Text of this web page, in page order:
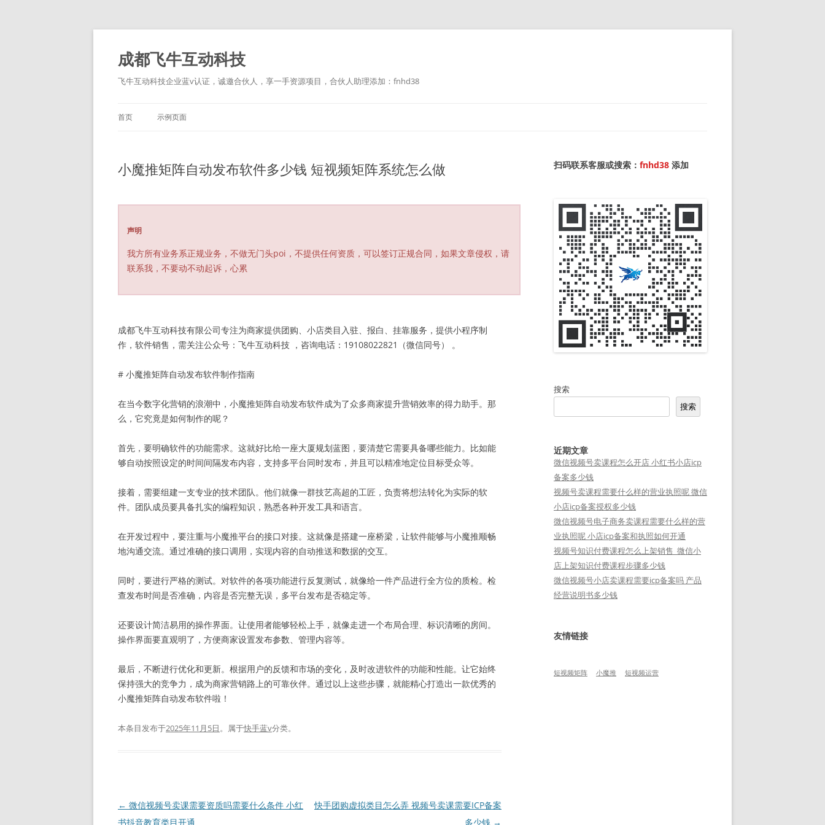
跳
文
成都飞牛互动科技
飞牛互动科技企业蓝v认证，诚邀合伙人，享一手资源项目，合伙人助理添加：fnhd38
首页 示例页面
小魔推矩阵自动发布软件多少钱 短视频矩阵系统怎么做
声明
我方所有业务系正规业务，不做无门头poi，不提供任何资质，可以签订正规合同，如果文章侵权，请
联系我，不要动不动起诉，心累
成都飞牛互动科技有限公司专注为商家提供团购、小店类目入驻、报白、挂靠服务，提供小程序制
作，软件销售，需关注公众号：飞牛互动科技 ，咨询电话：19108022821（微信同号） 。
# 小魔推矩阵自动发布软件制作指南
在当今数字化营销的浪潮中，小魔推矩阵自动发布软件成为了众多商家提升营销效率的得力助手。那
么，它究竟是如何制作的呢？
首先，要明确软件的功能需求。这就好比给一座大厦规划蓝图，要清楚它需要具备哪些能力。比如能
够自动按照设定的时间间隔发布内容，支持多平台同时发布，并且可以精准地定位目标受众等。
接着，需要组建一支专业的技术团队。他们就像一群技艺高超的工匠，负责将想法转化为实际的软
件。团队成员要具备扎实的编程知识，熟悉各种开发工具和语言。
在开发过程中，要注重与小魔推平台的接口对接。这就像是搭建一座桥梁，让软件能够与小魔推顺畅
地沟通交流。通过准确的接口调用，实现内容的自动推送和数据的交互。
同时，要进行严格的测试。对软件的各项功能进行反复测试，就像给一件产品进行全方位的质检。检
查发布时间是否准确，内容是否完整无误，多平台发布是否稳定等。
还要设计简洁易用的操作界面。让使用者能够轻松上手，就像走进一个布局合理、标识清晰的房间。
操作界面要直观明了，方便商家设置发布参数、管理内容等。
最后，不断进行优化和更新。根据用户的反馈和市场的变化，及时改进软件的功能和性能。让它始终
保持强大的竞争力，成为商家营销路上的可靠伙伴。通过以上这些步骤，就能精心打造出一款优秀的
小魔推矩阵自动发布软件啦！
本条目发布于2025年11月5日。属于快手蓝v分类。
文
章
← 微信视频号卖课需要资质吗需要什么条件 小红
书抖音教育类目开通
快手团购虚拟类目怎么弄 视频号卖课需要ICP备案
多少钱 →
扫码联系客服或搜索： fnhd38 添加
搜索
搜索
近期文章
微信视频号卖课程怎么开店 小红书小店icp
备案多少钱
视频号卖课程需要什么样的营业执照呢 微信
小店icp备案授权多少钱
微信视频号电子商务卖课程需要什么样的营
业执照呢 小店icp备案和执照如何开通
视频号知识付费课程怎么上架销售_微信小
店上架知识付费课程步骤多少钱
微信视频号小店卖课程需要icp备案吗 产品
经营说明书多少钱
友情链接
短视频矩阵 小魔推 短视频运营